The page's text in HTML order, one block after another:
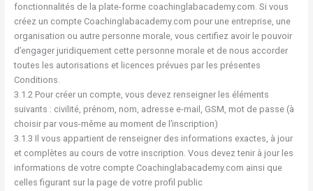
fonctionnalités de la plate-forme coachinglabacademy.com. Si vous
créez un compte Coachinglabacademy.com pour une entreprise, une
organisation ou autre personne morale, vous certifiez avoir le pouvoir
d’engager juridiquement cette personne morale et de nous accorder
toutes les autorisations et licences prévues par les présentes
Conditions.
3.1.2 Pour créer un compte, vous devez renseigner les éléments
suivants : civilité, prénom, nom, adresse e-mail, GSM, mot de passe (à
choisir par vous-même au moment de l’inscription)
3.1.3 Il vous appartient de renseigner des informations exactes, à jour
et complètes au cours de votre inscription. Vous devez tenir à jour les
informations de votre compte Coachinglabacademy.com ainsi que
celles figurant sur la page de votre profil public